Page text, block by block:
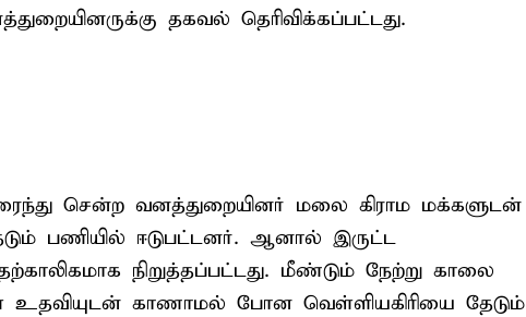
தகவல் தெரிவிக்கப்பட்டது.
சென்ற வனத்துறையினர் மலை கிராம மக்களுடன்
பணியில் ஈடுபட்டனர். ஆனால் இருட்ட
நிறுத்தப்பட்டது. மீண்டும் நேற்று காலை
உதவியுடன் காணாமல் போன வெள்ளியகிரியை தேடும்